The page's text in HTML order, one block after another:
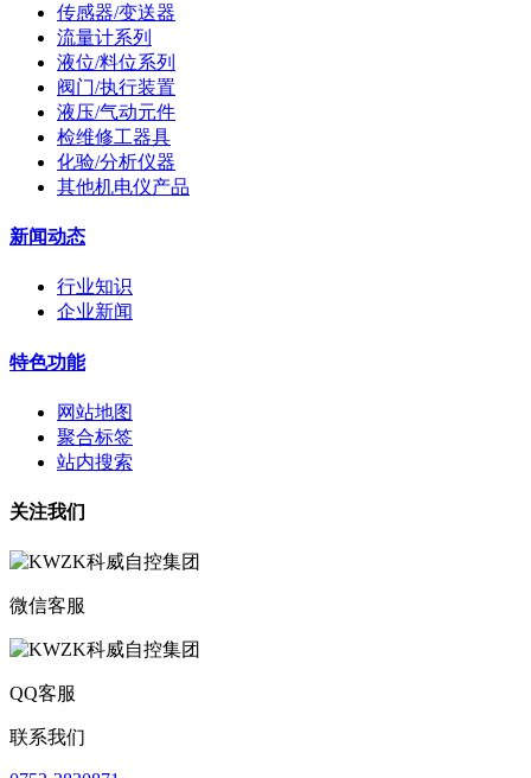
传感器/变送器
流量计系列
液位/料位系列
阀门/执行装置
液压/气动元件
检维修工器具
化验/分析仪器
其他机电仪产品
新闻动态
行业知识
企业新闻
特色功能
网站地图
聚合标签
站内搜索
关注我们
微信客服
QQ客服
联系我们